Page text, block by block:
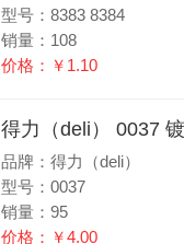
型号：8383 8384
销量：108
价格：￥1.10
品牌：得力（deli）
型号：0037
销量：95
价格：￥4.00